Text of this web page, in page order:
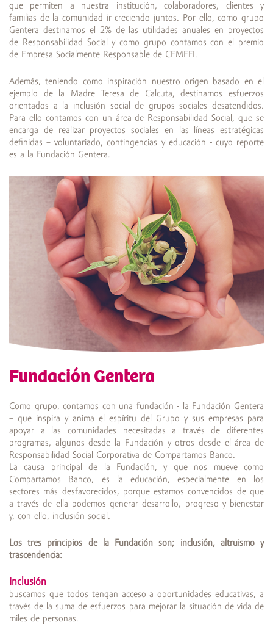
que permiten a nuestra institución, colaboradores, clientes y
familias de la comunidad ir creciendo juntos. Por ello, como grupo
Gentera destinamos el 2% de las utilidades anuales en proyectos
de Responsabilidad Social y como grupo contamos con el premio
de Empresa Socialmente Responsable de CEMEFI.
Además, teniendo como inspiración nuestro origen basado en el
ejemplo de la Madre Teresa de Calcuta, destinamos esfuerzos
orientados a la inclusión social de grupos sociales desatendidos.
Para ello contamos con un área de Responsabilidad Social, que se
encarga de realizar proyectos sociales en las líneas estratégicas
definidas – voluntariado, contingencias y educación - cuyo reporte
es a la Fundación Gentera.
Fundación Gentera
Como grupo, contamos con una fundación - la Fundación Gentera
– que inspira y anima el espíritu del Grupo y sus empresas para
apoyar a las comunidades necesitadas a través de diferentes
programas, algunos desde la Fundación y otros desde el área de
Responsabilidad Social Corporativa de Compartamos Banco.
La causa principal de la Fundación, y que nos mueve como
Compartamos Banco, es la educación, especialmente en los
sectores más desfavorecidos, porque estamos convencidos de que
a través de ella podemos generar desarrollo, progreso y bienestar
y, con ello, inclusión social.
Los tres principios de la Fundación son; inclusión, altruismo y
trascendencia:
Inclusión
buscamos que todos tengan acceso a oportunidades educativas, a
través de la suma de esfuerzos para mejorar la situación de vida de
miles de personas.